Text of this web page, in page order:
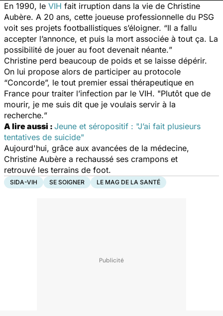
En 1990, le VIH fait irruption dans la vie de Christine
Aubère. A 20 ans, cette joueuse professionnelle du PSG
voit ses projets footballistiques s’éloigner. “Il a fallu
accepter l’annonce, et puis la mort associée à tout ça. La
possibilité de jouer au foot devenait néante.”
Christine perd beaucoup de poids et se laisse dépérir.
On lui propose alors de participer au protocole
“Concorde”, le tout premier essai thérapeutique en
France pour traiter l’infection par le VIH. "Plutôt que de
mourir, je me suis dit que je voulais servir à la
recherche.”
A lire aussi : Jeune et séropositif : "J’ai fait plusieurs
tentatives de suicide"
Aujourd'hui, grâce aux avancées de la médecine,
Christine Aubère a rechaussé ses crampons et
retrouvé les terrains de foot.
SIDA-VIH SE SOIGNER LE MAG DE LA SANTÉ